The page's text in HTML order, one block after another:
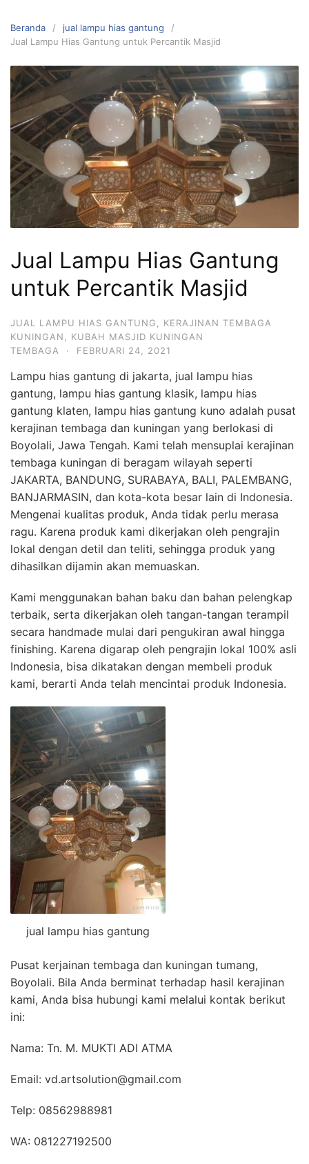
Beranda
jual lampu hias gantung
Jual Lampu Hias Gantung untuk Percantik Masjid
Jual Lampu Hias Gantung
untuk Percantik Masjid
JUAL LAMPU HIAS GANTUNG
KERAJINAN TEMBAGA
KUNINGAN
KUBAH MASJID KUNINGAN
TEMBAGA
· FEBRUARI 24, 2021
Lampu hias gantung di jakarta, jual lampu hias
gantung, lampu hias gantung klasik, lampu hias
gantung klaten, lampu hias gantung kuno adalah pusat
kerajinan tembaga dan kuningan yang berlokasi di
Boyolali, Jawa Tengah. Kami telah mensuplai kerajinan
tembaga kuningan di beragam wilayah seperti
JAKARTA, BANDUNG, SURABAYA, BALI, PALEMBANG,
BANJARMASIN, dan kota-kota besar lain di Indonesia.
Mengenai kualitas produk, Anda tidak perlu merasa
ragu. Karena produk kami dikerjakan oleh pengrajin
lokal dengan detil dan teliti, sehingga produk yang
dihasilkan dijamin akan memuaskan.
Kami menggunakan bahan baku dan bahan pelengkap
terbaik, serta dikerjakan oleh tangan-tangan terampil
secara handmade mulai dari pengukiran awal hingga
finishing. Karena digarap oleh pengrajin lokal 100% asli
Indonesia, bisa dikatakan dengan membeli produk
kami, berarti Anda telah mencintai produk Indonesia.
jual lampu hias gantung
Pusat kerjainan tembaga dan kuningan tumang,
Boyolali. Bila Anda berminat terhadap hasil kerajinan
kami, Anda bisa hubungi kami melalui kontak berikut
ini:
Nama: Tn. M. MUKTI ADI ATMA
Email: vd.artsolution@gmail.com
Telp: 08562988981
WA: 081227192500